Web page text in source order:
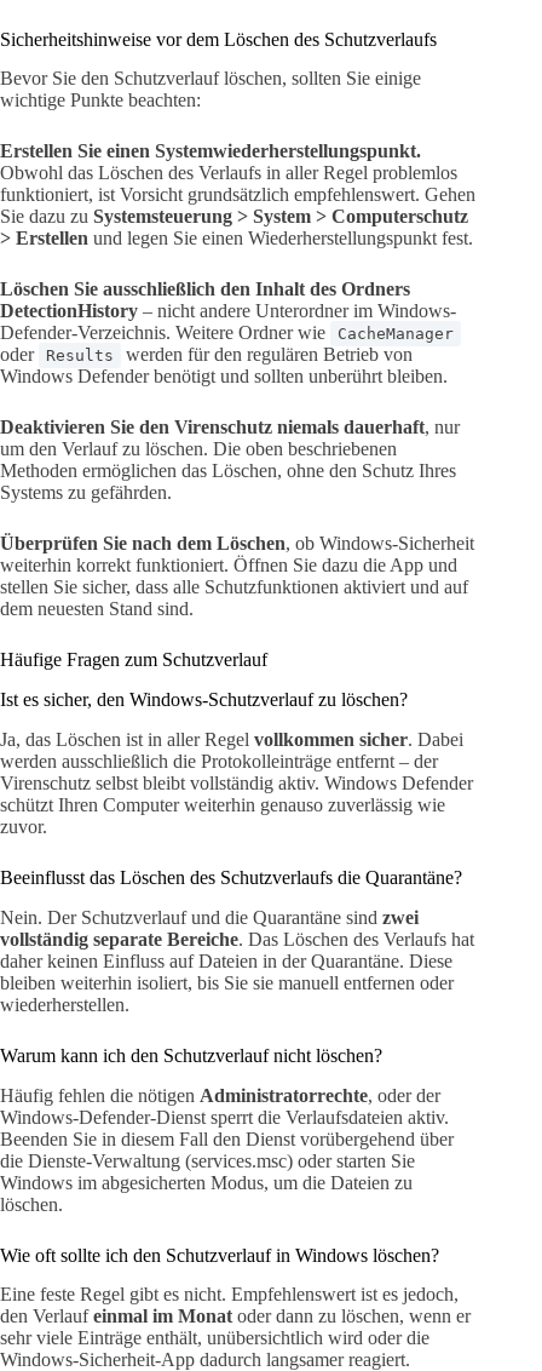
Sicherheitshinweise vor dem Löschen des Schutzverlaufs
Bevor Sie den Schutzverlauf löschen, sollten Sie einige
wichtige Punkte beachten:
Erstellen Sie einen Systemwiederherstellungspunkt.
Obwohl das Löschen des Verlaufs in aller Regel problemlos
funktioniert, ist Vorsicht grundsätzlich empfehlenswert. Gehen
Sie dazu zu Systemsteuerung > System > Computerschutz
> Erstellen und legen Sie einen Wiederherstellungspunkt fest.
Löschen Sie ausschließlich den Inhalt des Ordners
DetectionHistory – nicht andere Unterordner im Windows-
Defender-Verzeichnis. Weitere Ordner wie
CacheManager
oder Results
werden für den regulären Betrieb von
Windows Defender benötigt und sollten unberührt bleiben.
Deaktivieren Sie den Virenschutz niemals dauerhaft, nur
um den Verlauf zu löschen. Die oben beschriebenen
Methoden ermöglichen das Löschen, ohne den Schutz Ihres
Systems zu gefährden.
Überprüfen Sie nach dem Löschen, ob Windows-Sicherheit
weiterhin korrekt funktioniert. Öffnen Sie dazu die App und
stellen Sie sicher, dass alle Schutzfunktionen aktiviert und auf
dem neuesten Stand sind.
Häufige Fragen zum Schutzverlauf
Ist es sicher, den Windows-Schutzverlauf zu löschen?
Ja, das Löschen ist in aller Regel vollkommen sicher. Dabei
werden ausschließlich die Protokolleinträge entfernt – der
Virenschutz selbst bleibt vollständig aktiv. Windows Defender
schützt Ihren Computer weiterhin genauso zuverlässig wie
zuvor.
Beeinflusst das Löschen des Schutzverlaufs die Quarantäne?
Nein. Der Schutzverlauf und die Quarantäne sind zwei
vollständig separate Bereiche. Das Löschen des Verlaufs hat
daher keinen Einfluss auf Dateien in der Quarantäne. Diese
bleiben weiterhin isoliert, bis Sie sie manuell entfernen oder
wiederherstellen.
Warum kann ich den Schutzverlauf nicht löschen?
Häufig fehlen die nötigen Administratorrechte, oder der
Windows-Defender-Dienst sperrt die Verlaufsdateien aktiv.
Beenden Sie in diesem Fall den Dienst vorübergehend über
die Dienste-Verwaltung (services.msc) oder starten Sie
Windows im abgesicherten Modus, um die Dateien zu
löschen.
Wie oft sollte ich den Schutzverlauf in Windows löschen?
Eine feste Regel gibt es nicht. Empfehlenswert ist es jedoch,
den Verlaufeinmal im Monatoder dann zu löschen, wenn er
sehr viele Einträge enthält, unübersichtlich wird oder die
Windows-Sicherheit-App dadurch langsamer reagiert.